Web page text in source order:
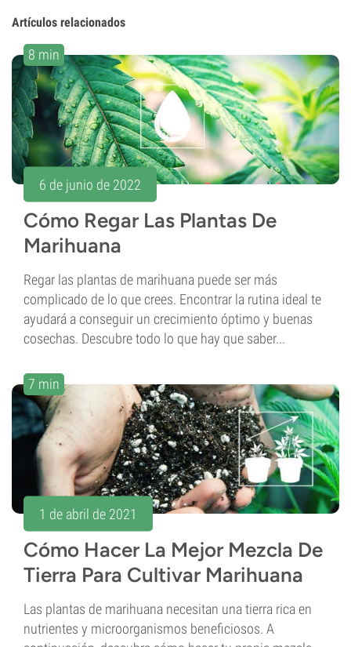
Artículos relacionados
8 min
6 de junio de 2022
Cómo Regar Las Plantas De
Marihuana
Regar las plantas de marihuana puede ser más
complicado de lo que crees. Encontrar la rutina ideal te
ayudará a conseguir un crecimiento óptimo y buenas
cosechas. Descubre todo lo que hay que saber...
7 min
1 de abril de 2021
Cómo Hacer La Mejor Mezcla De
Tierra Para Cultivar Marihuana
Las plantas de marihuana necesitan una tierra rica en
nutrientes y microorganismos beneficiosos. A